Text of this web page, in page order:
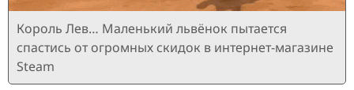
Король Лев… Маленький львёнок пытается
спастись от огромных скидок в интернет-магазине
Steam